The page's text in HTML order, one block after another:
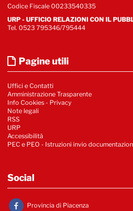
Codice Fiscale 00233540335
URP - UFFICIO RELAZIONI CON IL
Tel. 0523 795346/795444
Pagine utili
Uffici e Contatti
Amministrazione Trasparente
Info Cookies - Privacy
Note legali
RSS
URP
Accessibilità
PEC e PEO - Istruzioni invio
Social
Provincia di Piacenza